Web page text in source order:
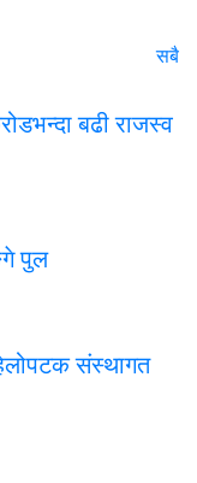
सबै
बढी राजस्व
पुल
संस्थागत